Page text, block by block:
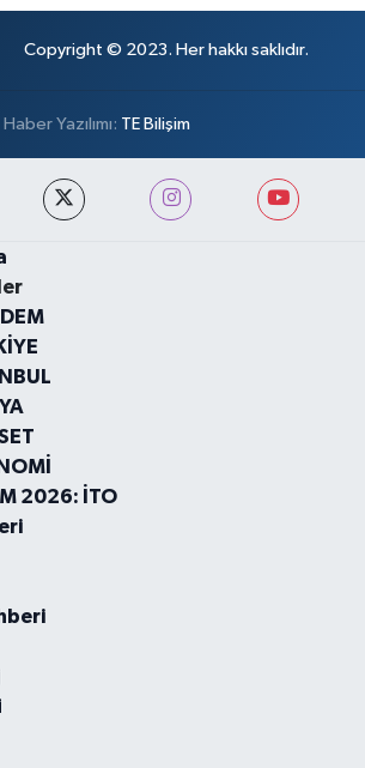
Copyright © 2023. Her hakkı saklıdır.
Haber Yazılımı: TE Bilişim
2026: İTO